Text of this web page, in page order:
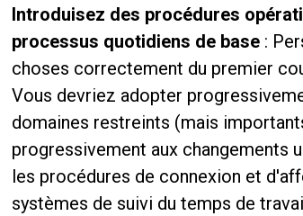
Introduisez des procédures
processus quotidiens de base:
choses correctement du premier
Vous devriez adopter
domaines restreints (mais
progressivement aux changements
les procédures de connexion et
systèmes de suivi du temps de